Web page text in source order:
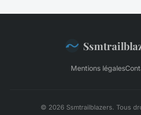
Mentions légales
© 2026 Ssmtrailblazers. Tous